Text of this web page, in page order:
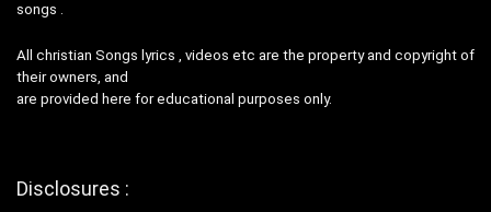
songs .
All christian Songs lyrics , videos etc are the property and copyright of
their owners, and
are provided here for educational purposes only.
Disclosures :